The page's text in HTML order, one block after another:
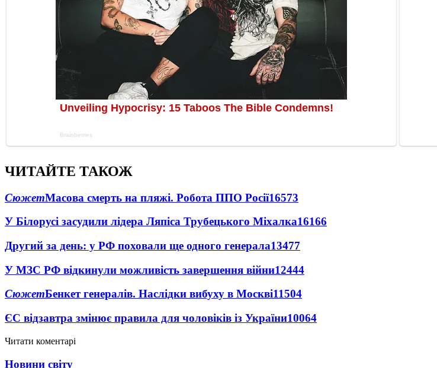
ЧИТАЙТЕ ТАКОЖ
СюжетМасова смерть на пляжі. Робота ППО Росії16573
У Білорусі засудили лідера Ляпіса Трубецького Міхалка16166
Другий за день: у РФ поховали ще одного генерала13477
У МЗС РФ відкинули можливість завершення війни12444
СюжетБенкет генералів. Наслідки вибуху в Москві11504
ЄС відзавтра змінює правила для чоловіків із України10064
Читати коментарі
Новини світу